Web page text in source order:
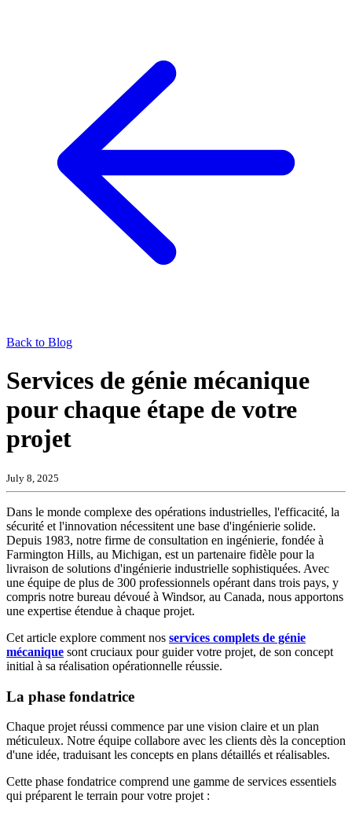
Back to Blog
Services de génie mécanique
pour chaque étape de votre
projet
July 8, 2025
Dans le monde complexe des opérations industrielles, l'efficacité, la
sécurité et l'innovation nécessitent une base d'ingénierie solide.
Depuis 1983, notre firme de consultation en ingénierie, fondée à
Farmington Hills, au Michigan, est un partenaire fidèle pour la
livraison de solutions d'ingénierie industrielle sophistiquées. Avec
une équipe de plus de 300 professionnels opérant dans trois pays, y
compris notre bureau dévoué à Windsor, au Canada, nous apportons
une expertise étendue à chaque projet.
Cet article explore comment nos services complets de génie
mécanique sont cruciaux pour guider votre projet, de son concept
initial à sa réalisation opérationnelle réussie.
La phase fondatrice
Chaque projet réussi commence par une vision claire et un plan
méticuleux. Notre équipe collabore avec les clients dès la conception
d'une idée, traduisant les concepts en plans détaillés et réalisables.
Cette phase fondatrice comprend une gamme de services essentiels
qui préparent le terrain pour votre projet :